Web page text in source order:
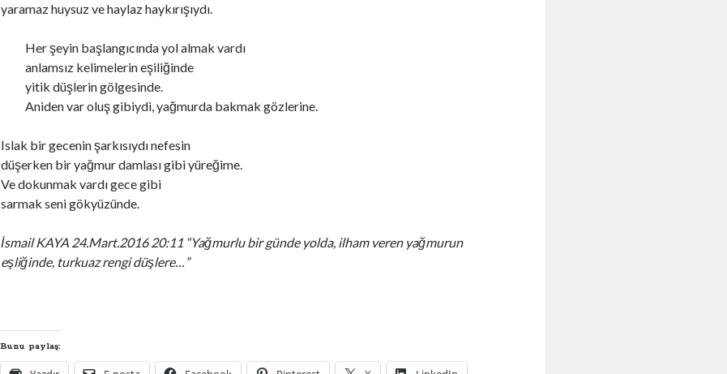
yaramaz huysuz ve haylaz haykırışıydı.
Her şeyin başlangıcında yol almak vardı
anlamsız kelimelerin eşiliğinde
yitik düşlerin gölgesinde.
Aniden var oluş gibiydi, yağmurda bakmak gözlerine.
Islak bir gecenin şarkısıydı nefesin
düşerken bir yağmur damlası gibi yüreğime.
Ve dokunmak vardı gece gibi
sarmak seni gökyüzünde.
İsmail KAYA 24.Mart.2016 20:11 “Yağmurlu bir günde yolda, ilham veren yağmurun
eşliğinde, turkuaz rengi düşlere…”
Bunu paylaş: